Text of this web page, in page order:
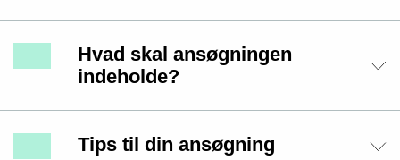
Hvad skal ansøgningen
indeholde?
Tips til din ansøgning